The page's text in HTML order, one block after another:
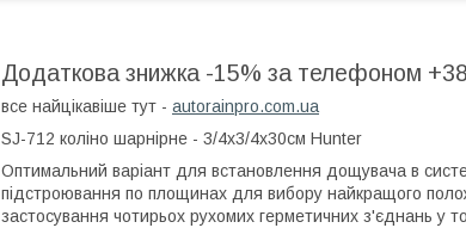
Додаткова знижка -15% за телефоном
все найцікавіше тут - autorainpro.com.ua
SJ-712 коліно шарнірне - 3/4х3/4x30см Hunter
Оптимальний варіант для встановлення дощувача в
підстроювання по площинах для вибору найкращого
застосування чотирьох рухомих герметичних з'єднань у